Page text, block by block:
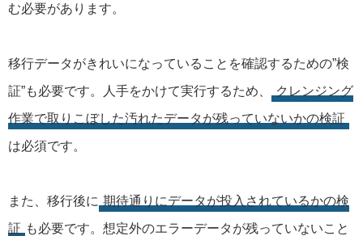
む必要があります。
移行データがきれいになっていることを確認するための”検
証”も必要です。人手をかけて実行するため、
クレンジング
作業で取りこぼした汚れたデータが残っていないかの検証
は必須です。
また、移行後に 期待通りにデータが投入されているかの検
証 も必要です。想定外のエラーデータが残っていないこと